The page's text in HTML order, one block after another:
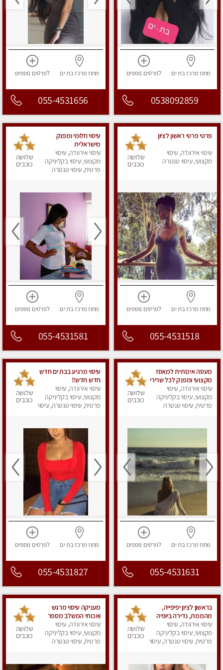
מחוז מרכז בת ים לפרטים נוספים
0538092859
מחוז מרכז בת ים לפרטים נוספים
055-4531656
פרטי פרטי ראשון לציון
עיסוי אירוודה, עיסוי
מקצועי, עיסוי טנטרה
שלושה
כוכבים
מחוז מרכז בת ים לפרטים נוספים
055-4531518
עיסוי חלומי ומפנק
מישראלית
עיסוי אירוודה, עיסוי
מקצועי, עיסוי בקליניקה
פרטית, עיסוי טנטרה
שלושה
כוכבים
מחוז מרכז בת ים לפרטים נוספים
055-4531581
מעסה איכותית למאסז
מקצועי ומפנק לכל שרירי
הגוף בבת ים
עיסוי אירוודה, עיסוי
מקצועי, עיסוי בקליניקה
פרטית, עיסוי טנטרה
שלושה
כוכבים
מחוז מרכז בת ים לפרטים נוספים
055-4531631
עיסוי מרגיע בבת ים חדש
חדש חדש!!
עיסוי אירוודה, עיסוי
מקצועי, עיסוי בקליניקה
פרטית, עיסוי טנטרה, עיסוי
שלושה
כוכבים
מחוז מרכז בת ים לפרטים נוספים
055-4531827
בראשון לציון יפיפייה,
מהממת, נדירה ביופיה
מזמינה אותך לעיסוי
איכותי, מקצועי, באווירה
רגועה עם המון סבלנות.
עיסוי אירוודה, עיסוי
מקצועי, עיסוי בקליניקה
פרטית, עיסוי טנטרה, עיסוי
שלושה
כוכבים
מעניקה עיסוי מרגש
ואכותי המשלב מספר
טכניקות ורוגע באוירה
נעימה ❤
עיסוי אירוודה, עיסוי
מקצועי, עיסוי בקליניקה
פרטית, עיסוי טנטרה
שלושה
כוכבים